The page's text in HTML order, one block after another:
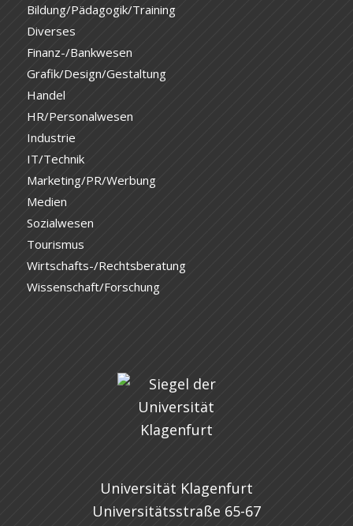
Bildung/Pädagogik/Training
Diverses
Finanz-/Bankwesen
Grafik/Design/Gestaltung
Handel
HR/Personalwesen
Industrie
IT/Technik
Marketing/PR/Werbung
Medien
Sozialwesen
Tourismus
Wirtschafts-/Rechtsberatung
Wissenschaft/Forschung
Universität Klagenfurt
Universitätsstraße 65-67